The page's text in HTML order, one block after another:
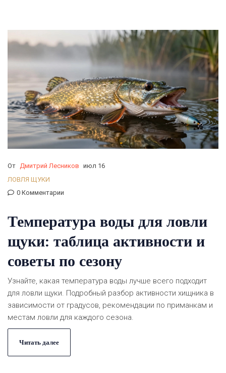
От Дмитрий Лесников июл 16
ЛОВЛЯ ЩУКИ
0 Комментарии
Температура воды для ловли
щуки: таблица активности и
советы по сезону
Узнайте, какая температура воды лучше всего подходит
для ловли щуки. Подробный разбор активности хищника в
зависимости от градусов, рекомендации по приманкам и
местам ловли для каждого сезона.
Читать далее